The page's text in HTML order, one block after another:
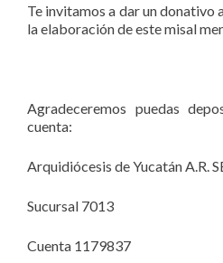
Te invitamos a dar un donativo
la elaboración de este misal
Agradeceremos puedas
cuenta:
Arquidiócesis de Yucatán A.R.
Sucursal 7013
Cuenta 1179837